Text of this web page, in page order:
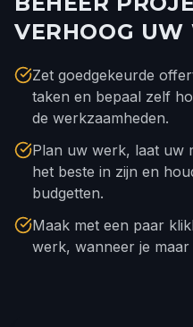
VERHOOG UW
Zet goedgekeurde
taken en bepaal zelf
de werkzaamheden.
Plan uw werk, laat uw
het beste in zijn en
budgetten.
Maak met een paar
werk, wanneer je maar